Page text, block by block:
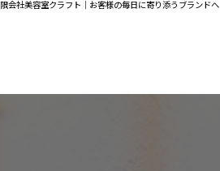
会社美容室クラフト｜お客様の毎日に寄り添うブランドへ